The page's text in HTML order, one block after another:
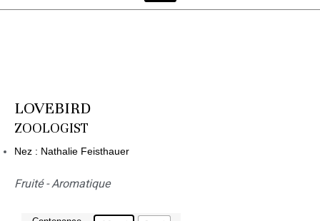
LOVEBIRD
ZOOLOGIST
Nez : Nathalie Feisthauer
Fruité - Aromatique